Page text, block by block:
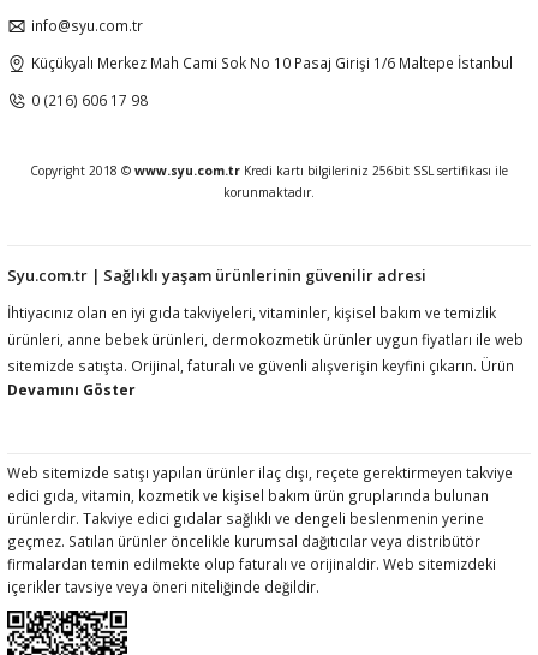
info@syu.com.tr
Küçükyalı Merkez Mah Cami Sok No 10 Pasaj Girişi 1/6 Maltepe İstanbul
0 (216) 606 17 98
Copyright 2018 © www.syu.com.tr Kredi kartı bilgileriniz 256bit SSL sertifikası ile
korunmaktadır.
Syu.com.tr | Sağlıklı yaşam ürünlerinin güvenilir adresi
İhtiyacınız olan en iyi gıda takviyeleri, vitaminler, kişisel bakım ve temizlik
ürünleri, anne bebek ürünleri, dermokozmetik ürünler uygun fiyatları ile web
sitemizde satışta. Orijinal, faturalı ve güvenli alışverişin keyfini çıkarın. Ürün
açıklamalarında ilgili mevzuat gereği kullanım amacı, fayda, etki vb ifadelere
vitaminler, kişisel bakım ve temizlik ürünleri, anne bebek ürünleri,
dermokozmetik ürünler uygun fiyatları ile web sitemizde satışta. Orijinal,
faturalı ve güvenli alışverişin keyfini çıkarın. Ürün açıklamalarında ilgili
mevzuat gereği kullanım amacı, fayda, etki vb ifadelere yer vermemekteyiz.
Ürünler hakkında detaylı bilgi almak için müşteri hizmetlerimize ulaşmanız
temizlik ürünleri, anne bebek ürünleri, dermokozmetik ürünler uygun fiyatları
Web sitemizde satışı yapılan ürünler ilaç dışı, reçete gerektirmeyen takviye
edici gıda, vitamin, kozmetik ve kişisel bakım ürün gruplarında bulunan
ürünlerdir. Takviye edici gıdalar sağlıklı ve dengeli beslenmenin yerine
geçmez. Satılan ürünler öncelikle kurumsal dağıtıcılar veya distribütör
firmalardan temin edilmekte olup faturalı ve orijinaldir. Web sitemizdeki
içerikler tavsiye veya öneri niteliğinde değildir.